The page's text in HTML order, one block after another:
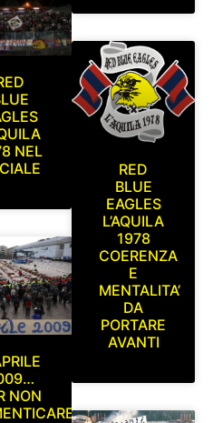
NEL
NON
RED
BLUE
EAGLES
L’AQUILA
1978
COERENZA
E
MENTALITA’
DA
PORTARE
AVANTI